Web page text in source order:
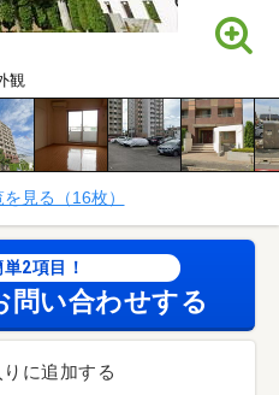
観
見る（16枚）
2項目！
問い合わせする
に追加する